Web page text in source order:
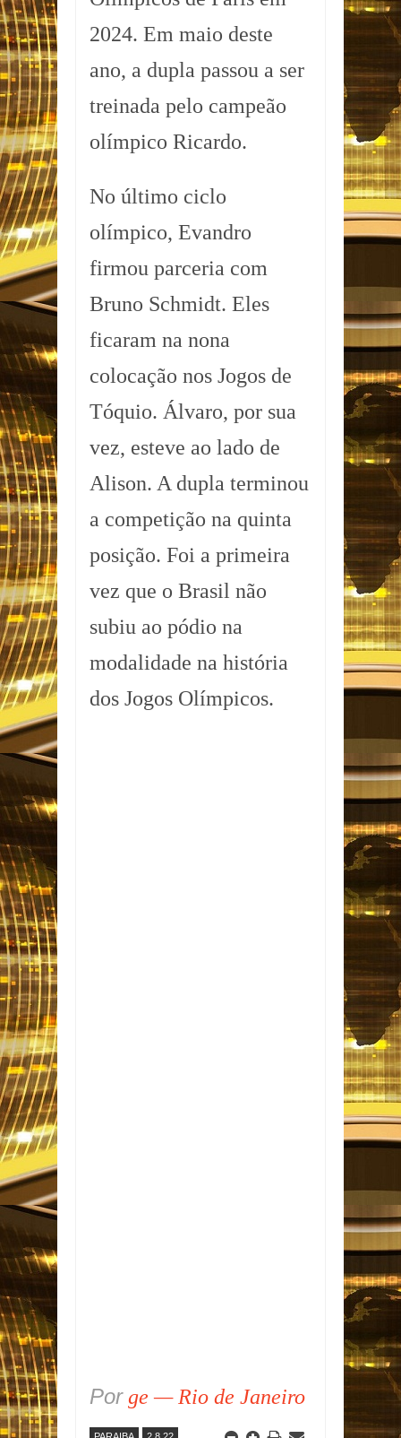
2024. Em maio deste
ano, a dupla passou a ser
treinada pelo campeão
olímpico Ricardo.
No último ciclo
olímpico, Evandro
firmou parceria com
Bruno Schmidt. Eles
ficaram na nona
colocação nos Jogos de
Tóquio. Álvaro, por sua
vez, esteve ao lado de
Alison. A dupla terminou
a competição na quinta
posição. Foi a primeira
vez que o Brasil não
subiu ao pódio na
modalidade na história
dos Jogos Olímpicos.
Por ge — Rio de Janeiro